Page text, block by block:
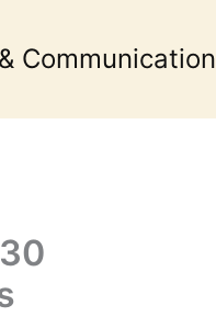
Communication